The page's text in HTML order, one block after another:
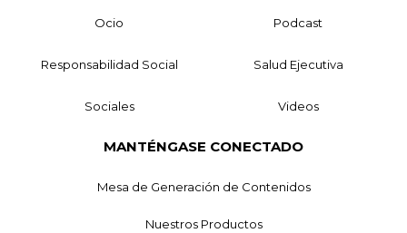
Ocio Podcast
Responsabilidad Social Salud Ejecutiva
Sociales Videos
MANTÉNGASE CONECTADO
Mesa de Generación de Contenidos
Nuestros Productos